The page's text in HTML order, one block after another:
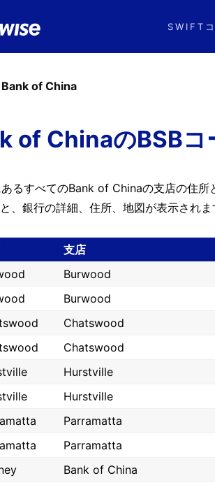
SWIFT
Bank of China
of ChinaのBSBコ
るすべてのBank of Chinaの支店の住所
、銀行の詳細、住所、地図が表示されま
支店
Burwood
Burwood
Chatswood
Chatswood
Hurstville
Hurstville
Parramatta
Parramatta
Bank of China